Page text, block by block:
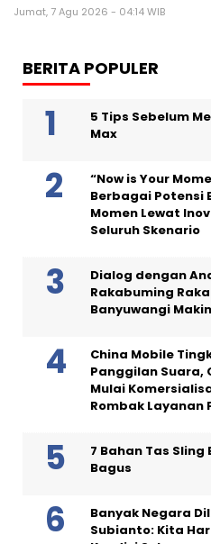
Jumat, 7 Agu 2026 - 04:14 WIB
BERITA POPULER
5 Tips Sebelum
Max
“Now is Your
Berbagai Potensi
Momen Lewat
Seluruh Skenario
Dialog dengan
Rakabuming
Banyuwangi
China Mobile
Panggilan Suara,
Mulai
Rombak Layanan
7 Bahan Tas
Bagus
Banyak Negara
Subianto: Kita